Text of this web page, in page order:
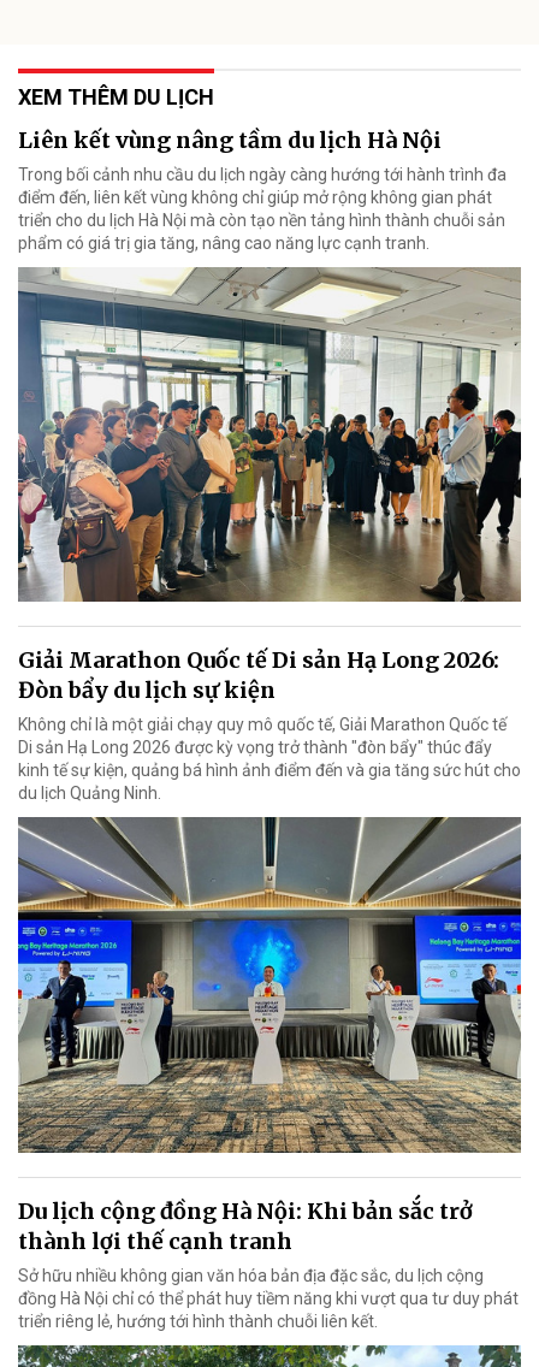
XEM THÊM DU LỊCH
Liên kết vùng nâng tầm du lịch Hà Nội
Trong bối cảnh nhu cầu du lịch ngày càng hướng tới hành trình đa
điểm đến, liên kết vùng không chỉ giúp mở rộng không gian phát
triển cho du lịch Hà Nội mà còn tạo nền tảng hình thành chuỗi sản
phẩm có giá trị gia tăng, nâng cao năng lực cạnh tranh.
Giải Marathon Quốc tế Di sản Hạ Long 2026:
Đòn bẩy du lịch sự kiện
Không chỉ là một giải chạy quy mô quốc tế, Giải Marathon Quốc tế
Di sản Hạ Long 2026 được kỳ vọng trở thành "đòn bẩy" thúc đẩy
kinh tế sự kiện, quảng bá hình ảnh điểm đến và gia tăng sức hút cho
du lịch Quảng Ninh.
Du lịch cộng đồng Hà Nội: Khi bản sắc trở
thành lợi thế cạnh tranh
Sở hữu nhiều không gian văn hóa bản địa đặc sắc, du lịch cộng
đồng Hà Nội chỉ có thể phát huy tiềm năng khi vượt qua tư duy phát
triển riêng lẻ, hướng tới hình thành chuỗi liên kết.